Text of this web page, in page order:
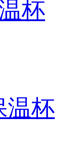
杯
温杯